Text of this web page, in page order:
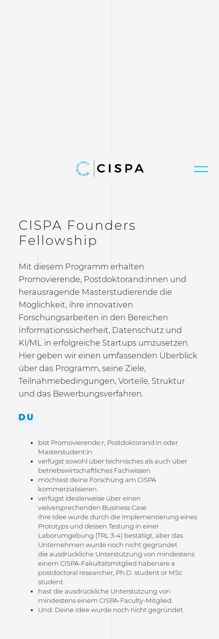
CISPA Founders
Fellowship
Mit diesem Programm erhalten
Promovierende, Postdoktorand:innen und
herausragende Masterstudierende die
Möglichkeit, ihre innovativen
Forschungsarbeiten in den Bereichen
Informationssicherheit, Datenschutz und
KI/ML in erfolgreiche Startups umzusetzen.
Hier geben wir einen umfassenden Überblick
über das Programm, seine Ziele,
Teilnahmebedingungen, Vorteile, Struktur
und das Bewerbungsverfahren.
DU
bist Promovierende:r, Postdoktorand:in oder
Masterstudent:in
verfügst sowohl über technisches als auch über
betriebswirtschaftliches Fachwissen
möchtest deine Forschung am CISPA
kommerzialisieren
verfügst idealerweise über einen
vielversprechenden Business Case
Ihre Idee wurde durch die Implementierung eines
Prototyps und dessen Testung in einer
Laborumgebung (TRL 3-4) bestätigt, aber das
Unternehmen wurde noch nicht gegründet
die ausdrückliche Unterstützung von mindestens
einem CISPA-Fakultätsmitglied habenare a
postdoctoral researcher, Ph.D. student or MSc
student
hast die ausdrückliche Unterstützung von
mindestens einem CISPA-Faculty-Mitglied.
Und: Deine Idee wurde noch nicht gegründet.